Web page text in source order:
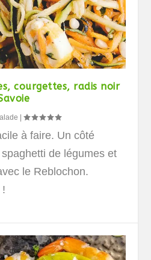
courgettes, radis noir
|
à faire. Un côté
de légumes et
le Reblochon.